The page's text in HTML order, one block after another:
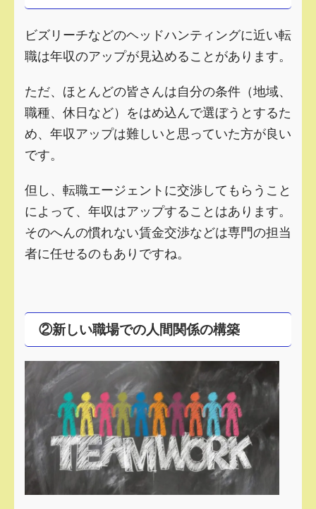
ビズリーチなどのヘッドハンティングに近い転
職は年収のアップが見込めることがあります。
ただ、ほとんどの皆さんは自分の条件（地域、
職種、休日など）をはめ込んで選ぼうとするた
め、年収アップは難しいと思っていた方が良い
です。
但し、転職エージェントに交渉してもらうこと
によって、年収はアップすることはあります。
そのへんの慣れない賃金交渉などは専門の担当
者に任せるのもありですね。
②新しい職場での人間関係の構築